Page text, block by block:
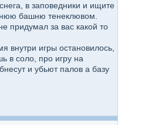
в заповедники и ищите
башню тенеклювом.
придумал за вас какой то
внутри игры остановилось,
в соло, про игру на
и убьют палов а базу